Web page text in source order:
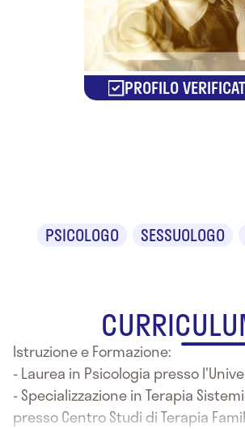
PROFILO
PSICOLOGO SESSUOLOGO
Istruzione e Formazione:
- Laurea in Psicologia presso
- Specializzazione in Terapia
presso Centro Studi di Terapia